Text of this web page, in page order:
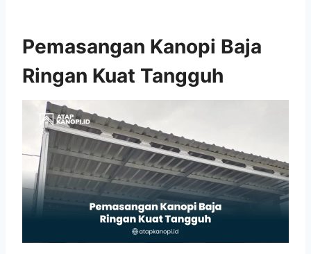
Pemasangan Kanopi Baja
Ringan Kuat Tangguh